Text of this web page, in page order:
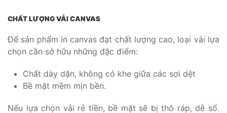
CHẤT LƯỢNG VẢI CANVAS
Để sản phẩm in canvas đạt chất lượng cao, loại vải lựa
chọn cần sở hữu những đặc điểm:
Chất dày dặn, không có khe giữa các sợi dệt
Bề mặt mềm mịn bền.
Nếu lựa chọn vải rẻ tiền, bề mặt sẽ bị thô ráp, dễ sổ.